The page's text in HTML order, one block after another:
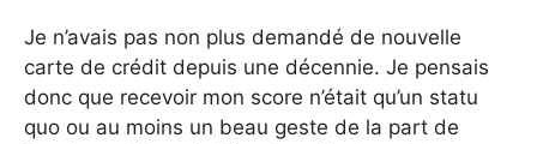
Je n’avais pas non plus demandé de nouvelle
carte de crédit depuis une décennie. Je pensais
donc que recevoir mon score n’était qu’un statu
quo ou au moins un beau geste de la part de